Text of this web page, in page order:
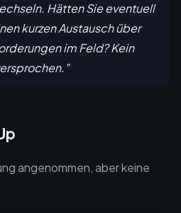
Hätten Sie eventuell
kurzen Austausch über
im Feld? Kein
angenommen, aber keine